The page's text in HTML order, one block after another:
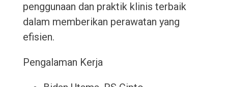
penggunaan dan praktik klinis terbaik
dalam memberikan perawatan yang
efisien.
Pengalaman Kerja